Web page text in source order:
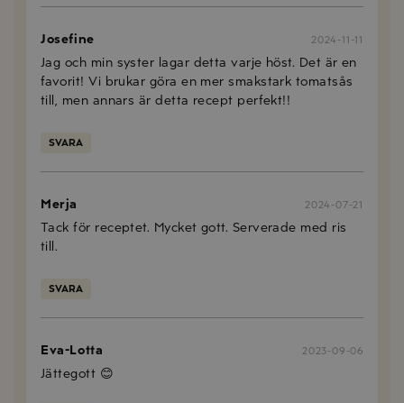
Josefine 2024-11-11
Jag och min syster lagar detta varje höst. Det är en
favorit! Vi brukar göra en mer smakstark tomatsås
till, men annars är detta recept perfekt!!
SVARA
Merja 2024-07-21
Tack för receptet. Mycket gott. Serverade med ris
till.
SVARA
Eva-Lotta 2023-09-06
Jättegott 😊